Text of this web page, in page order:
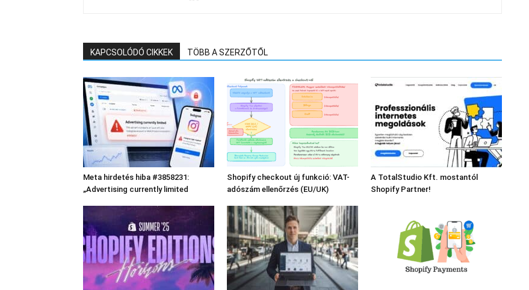
KAPCSOLÓDÓ CIKKEK TÖBB A SZERZŐTŐL
Meta hirdetés hiba #3858231:
„Advertising currently limited
Shopify checkout új funkció: VAT-
adószám ellenőrzés (EU/UK)
A TotalStudio Kft. mostantól
Shopify Partner!